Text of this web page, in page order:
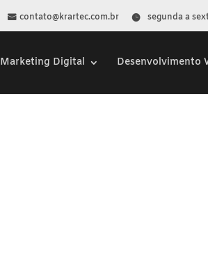
contato@krartec.com.br segunda a
Marketing Digital Desenvolvimento